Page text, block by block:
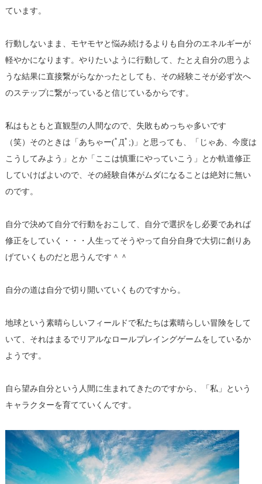
ています。
行動しないまま、モヤモヤと悩み続けるよりも自分のエネルギーが
軽やかになります。やりたいように行動して、たとえ自分の思うよ
うな結果に直接繋がらなかったとしても、その経験こそが必ず次へ
のステップに繋がっていると信じているからです。
私はもともと直観型の人間なので、失敗もめっちゃ多いです
（笑）そのときは「あちゃー(ﾟДﾟ;)」と思っても、「じゃあ、今度は
こうしてみよう」とか「ここは慎重にやっていこう」とか軌道修正
していけばよいので、その経験自体がムダになることは絶対に無い
のです。
自分で決めて自分で行動をおこして、自分で選択をし必要であれば
修正をしていく・・・人生ってそうやって自分自身で大切に創りあ
げていくものだと思うんです＾＾
自分の道は自分で切り開いていくものですから。
地球という素晴らしいフィールドで私たちは素晴らしい冒険をして
いて、それはまるでリアルなロールプレイングゲームをしているか
ようです。
自ら望み自分という人間に生まれてきたのですから、「私」という
キャラクターを育てていくんです。